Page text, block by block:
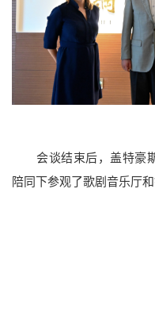
会谈结束后，盖特豪斯
陪同下参观了歌剧音乐